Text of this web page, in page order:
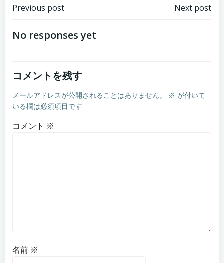
Post
navigation
Previous post Next post
No responses yet
コメントを残す
メールアドレスが公開されることはありません。 ※ が付いて
いる欄は必須項目です
コメント ※
名前 ※